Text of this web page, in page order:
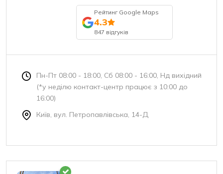
Рейтинг Google Maps
4.3
847 відгуків
Пн-Пт 08:00 - 18:00, Сб 08:00 - 16:00, Нд вихідний
(*у неділю контакт-центр працює з 10:00 до
16:00)
Київ, вул. Петропавлівська, 14-Д